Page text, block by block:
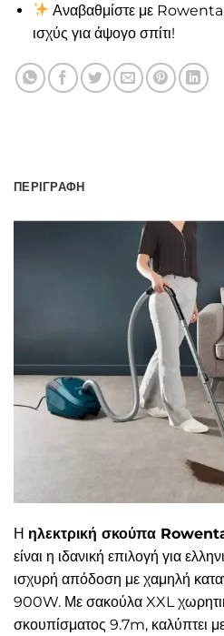
Αναβαθμίστε με
ισχύς για άψογο σπίτι!
ΠΕΡΙΓΡΑΦΉ
Η ηλεκτρική σκούπα
είναι η ιδανική επιλογή για
ισχυρή απόδοση με χαμηλή
900W. Με σακούλα XXL
σκουπίσματος 9.7m, καλύπτει